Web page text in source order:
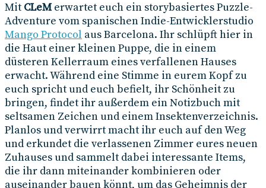
Mit CLeMerwartet euch ein storybasiertes Puzzle-
Adventure vom spanischen Indie-Entwicklerstudio
Mango Protocol aus Barcelona. Ihr schlüpft hier in
die Haut einer kleinen Puppe, die in einem
düsteren Kellerraum eines verfallenen Hauses
erwacht. Während eine Stimme in eurem Kopf zu
euch spricht und euch befielt, ihr Schönheit zu
bringen, findet ihr außerdem ein Notizbuch mit
seltsamen Zeichen und einem Insektenverzeichnis.
Planlos und verwirrt macht ihr euch auf den Weg
und erkundet die verlassenen Zimmer eures neuen
Zuhauses und sammelt dabei interessante Items,
die ihr dann miteinander kombinieren oder
auseinander bauen könnt, um das Geheimnis der